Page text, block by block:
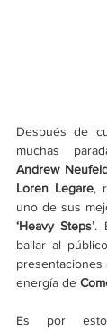
Después de
Andrew
Loren Legare,
‘Heavy Steps’.
bailar al
presentaciones
energía de
Es por